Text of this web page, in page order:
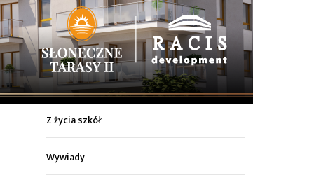
Sport
Kultura
Wiadomości z regionu
Z życia szkół
Wywiady